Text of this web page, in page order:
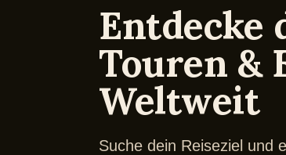
Entdecke
Touren &
Weltweit
Suche dein Reiseziel und